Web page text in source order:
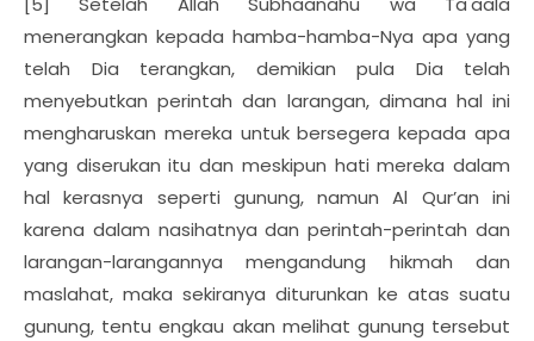
menerangkan kepada hamba-hamba-Nya apa yang
telah Dia terangkan, demikian pula Dia telah
menyebutkan perintah dan larangan, dimana hal ini
mengharuskan mereka untuk bersegera kepada apa
yang diserukan itu dan meskipun hati mereka dalam
hal kerasnya seperti gunung, namun Al Qur’an ini
karena dalam nasihatnya dan perintah-perintah dan
larangan-larangannya mengandung hikmah dan
maslahat, maka sekiranya diturunkan ke atas suatu
gunung, tentu engkau akan melihat gunung tersebut